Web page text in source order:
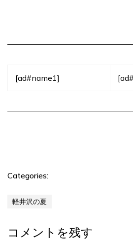
[ad#name1]
Categories:
軽井沢の夏
コメントを残す